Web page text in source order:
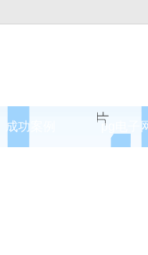
成功案例 pg电子